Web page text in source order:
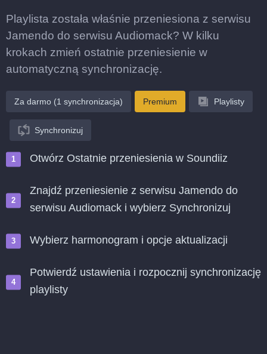
Playlista została właśnie przeniesiona z serwisu
Jamendo do serwisu Audiomack? W kilku
krokach zmień ostatnie przeniesienie w
automatyczną synchronizację.
Za darmo (1 synchronizacja) Premium Playlisty
Synchronizuj
Otwórz Ostatnie przeniesienia w Soundiiz
Znajdź przeniesienie z serwisu Jamendo do
serwisu Audiomack i wybierz Synchronizuj
Wybierz harmonogram i opcje aktualizacji
Potwierdź ustawienia i rozpocznij synchronizację
playlisty